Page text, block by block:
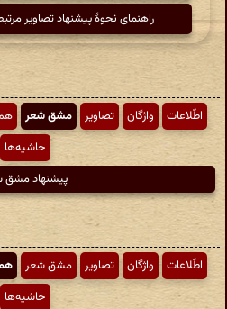
راهنمای نحوهٔ پیشنهاد تصاویر
اطّلاعات واژگان تصاویر مشق شعر
حاشیه‌ها
پیشنهاد مشق
اطّلاعات واژگان تصاویر مشق شعر
حاشیه‌ها